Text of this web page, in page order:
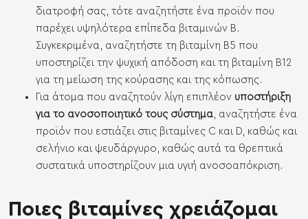
διατροφή σας, τότε αναζητήστε ένα προϊόν που
παρέχει υψηλότερα επίπεδα βιταμινών Β.
Συγκεκριμένα, αναζητήστε τη βιταμίνη Β5 που
υποστηρίζει την ψυχική απόδοση και τη βιταμίνη Β12
για τη μείωση της κούρασης και της κόπωσης.
Για άτομα που αναζητούν λίγη επιπλέον υποστήριξη
για το ανοσοποιητικό τους σύστημα , αναζητήστε ένα
προϊόν που εστιάζει στις βιταμίνες C και D, καθώς και
σελήνιο και ψευδάργυρο, καθώς αυτά τα θρεπτικά
συστατικά υποστηρίζουν μια υγιή ανοσοαπόκριση.
Ποιες βιταμίνες χρειάζομαι